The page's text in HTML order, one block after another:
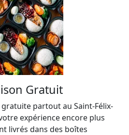
Gratuit
partout au Saint-Félix-
expérience encore plus
livrés dans des boîtes